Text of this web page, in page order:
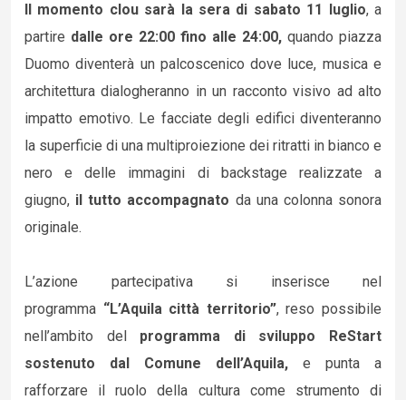
Il momento clou sarà la sera di sabato 11 luglio, a
partire dalle ore 22:00 fino alle 24:00, quando piazza
Duomo diventerà un palcoscenico dove luce, musica e
architettura dialogheranno in un racconto visivo ad alto
impatto emotivo. Le facciate degli edifici diventeranno
la superficie di una multiproiezione dei ritratti in bianco e
nero e delle immagini di backstage realizzate a
giugno, il tutto accompagnato da una colonna sonora
originale.
L’azione partecipativa si inserisce nel
programma “L’Aquila città territorio”, reso possibile
nell’ambito del programma di sviluppo ReStart
sostenuto dal Comune dell’Aquila, e punta a
rafforzare il ruolo della cultura come strumento di